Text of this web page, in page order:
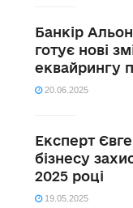
Банкір
готує нові
еквайрингу
20.06.2025
Експерт
бізнесу
2025 році
19.05.2025